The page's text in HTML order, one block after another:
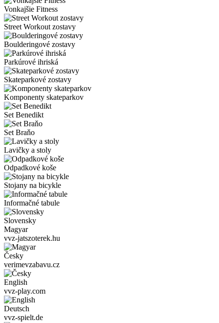
Vonkajšie Fitness
Street Workout zostavy
Boulderingové zostavy
Parkúrové ihriská
Skateparkové zostavy
Komponenty skateparkov
Set Benedikt
Set Braňo
Lavičky a stoly
Odpadkové koše
Stojany na bicykle
Informačné tabule
Slovensky
Magyar
vvz-jatszoterek.hu
Česky
verimevzabavu.cz
English
vvz-play.com
Deutsch
vvz-spielt.de